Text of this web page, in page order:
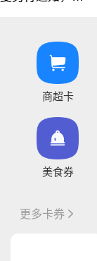
您好，平台新增京东E卡兑换码，产品代码334, 费率97%，销卡较快，欢迎提交！
您好，通兑一卡通临时维护，麻烦暂停提交订单，恢复通知！
商超卡
美食券
更多卡券